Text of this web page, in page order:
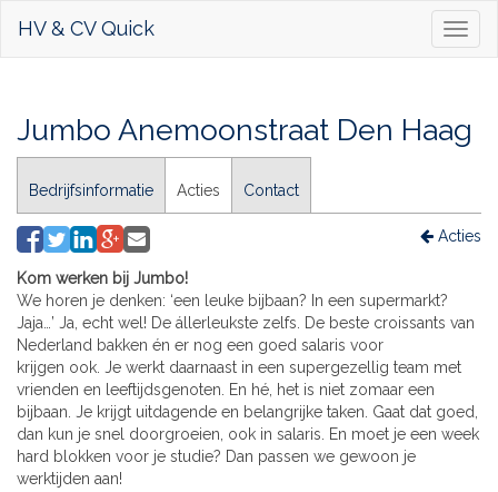
HV & CV Quick
Jumbo Anemoonstraat Den Haag
Bedrijfsinformatie Acties Contact
Acties
Kom werken bij Jumbo!
We horen je denken: ‘een leuke bijbaan? In een supermarkt?
Jaja…’ Ja, echt wel! De állerleukste zelfs. De beste croissants van
Nederland bakken én er nog een goed salaris voor
krijgen ook. Je werkt daarnaast in een supergezellig team met
vrienden en leeftijdsgenoten. En hé, het is niet zomaar een
bijbaan. Je krijgt uitdagende en belangrijke taken. Gaat dat goed,
dan kun je snel doorgroeien, ook in salaris. En moet je een week
hard blokken voor je studie? Dan passen we gewoon je
werktijden aan!